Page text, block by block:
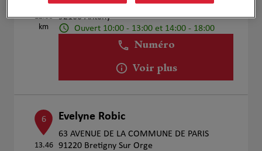
12.55
km
67 avenue Aristide Briand
92160 Antony
Ouvert 10:00 - 13:00 et 14:00 - 18:00
Numéro
Voir plus
6
13.46
Evelyne Robic
63 AVENUE DE LA COMMUNE DE PARIS
91220 Bretigny Sur Orge